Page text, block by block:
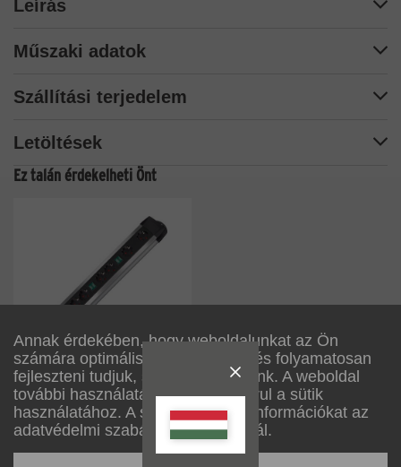
Annak érdekében, hogy weboldalunkat az Ön
számára optimálisan alakítsuk ki, és folyamatosan
fejleszteni tudjuk, sütiket használunk. A weboldal
további használatával Ön hozzájárul a sütik
használatához. A sütikről további információkat az
adatvédelmi szabályzatunkban talál.
Leírás
Műszaki adatok
Szállítási terjedelem
Letöltések
Ez talán érdekelheti Önt
1391000078
?